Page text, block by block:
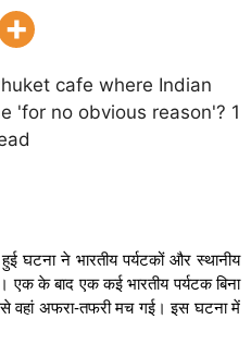
ने भारतीय पर्यटकों और स्थानीय
एक के बाद एक कई भारतीय पर्यटक बिना
वहां अफरा-तफरी मच गई। इस घटना में